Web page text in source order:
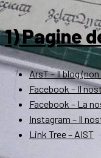
1) Pagine
ArsT – Il blog
Facebook – Il
Facebook – La
Instagram – Il
Link Tree – AIST